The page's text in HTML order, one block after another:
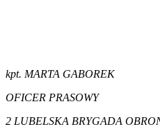
kpt. MARTA GABOREK
OFICER PRASOWY
2 LUBELSKA BRYGADA